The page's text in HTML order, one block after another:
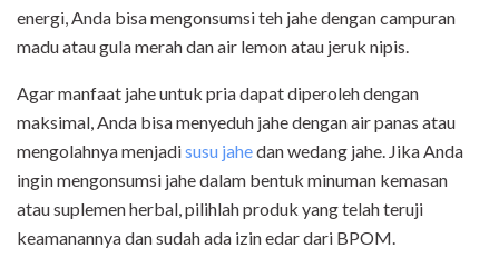
energi, Anda bisa mengonsumsi teh jahe dengan campuran
madu atau gula merah dan air lemon atau jeruk nipis.
Agar manfaat jahe untuk pria dapat diperoleh dengan
maksimal, Anda bisa menyeduh jahe dengan air panas atau
mengolahnya menjadisusu jahedan wedang jahe. Jika Anda
ingin mengonsumsi jahe dalam bentuk minuman kemasan
atau suplemen herbal, pilihlah produk yang telah teruji
keamanannya dan sudah ada izin edar dari BPOM.